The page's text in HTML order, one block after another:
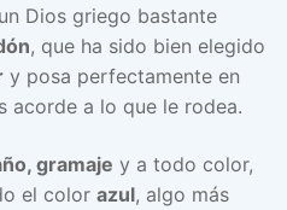
Dios griego bastante
, que ha sido bien elegido
y posa perfectamente en
acorde a lo que le rodea.
gramaje y a todo color,
el color azul, algo más